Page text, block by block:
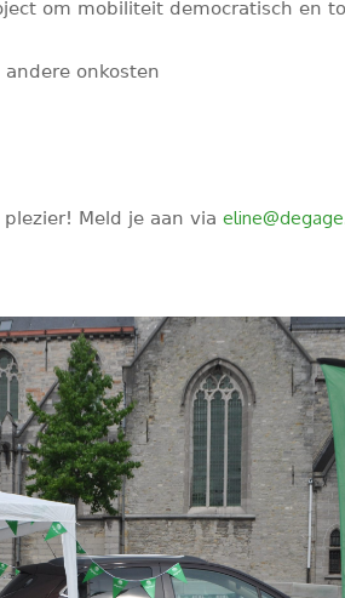
om mobiliteit democratisch en
onkosten
plezier! Meld je aan via